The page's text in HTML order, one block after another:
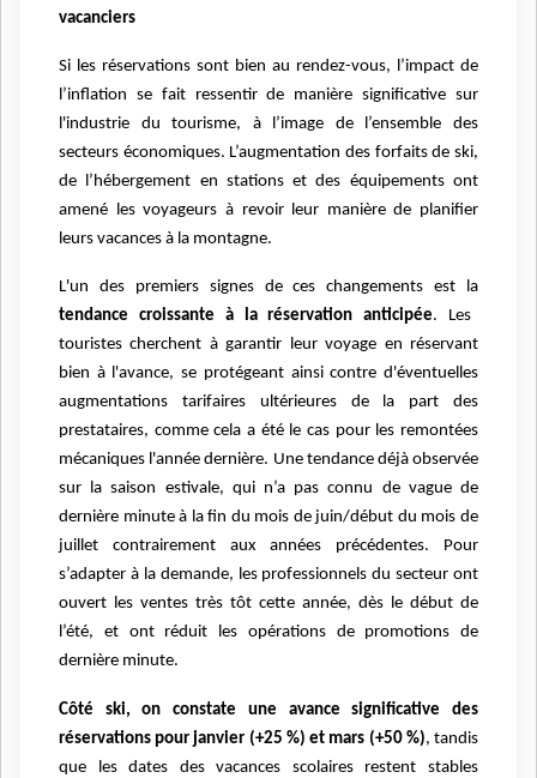
vacanciers
Si les réservations sont bien au rendez-vous, l’impact de
l’inflation se fait ressentir de manière significative sur
l'industrie du tourisme, à l’image de l’ensemble des
secteurs économiques. L’augmentation des forfaits de ski,
de l’hébergement en stations et des équipements ont
amené les voyageurs à revoir leur manière de planifier
leurs vacances à la montagne.
L'un des premiers signes de ces changements est la
tendance croissante à la réservation anticipée. Les
touristes cherchent à garantir leur voyage en réservant
bien à l'avance, se protégeant ainsi contre d'éventuelles
augmentations tarifaires ultérieures de la part des
prestataires, comme cela a été le cas pour les remontées
mécaniques l'année dernière. Une tendance déjà observée
sur la saison estivale, qui n’a pas connu de vague de
dernière minute à la fin du mois de juin/début du mois de
juillet contrairement aux années précédentes. Pour
s’adapter à la demande, les professionnels du secteur ont
ouvert les ventes très tôt cette année, dès le début de
l’été, et ont réduit les opérations de promotions de
dernière minute.
Côté ski, on constate une avance significative des
réservations pour janvier (+25 %) et mars (+50 %), tandis
que les dates des vacances scolaires restent stables